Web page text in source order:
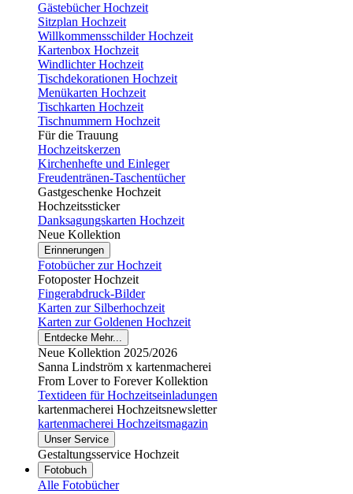
Gästebücher Hochzeit
Sitzplan Hochzeit
Willkommensschilder Hochzeit
Kartenbox Hochzeit
Windlichter Hochzeit
Tischdekorationen Hochzeit
Menükarten Hochzeit
Tischkarten Hochzeit
Tischnummern Hochzeit
Für die Trauung
Hochzeitskerzen
Kirchenhefte und Einleger
Freudentränen-Taschentücher
Gastgeschenke Hochzeit
Hochzeitssticker
Danksagungskarten Hochzeit
Neue Kollektion
Erinnerungen
Fotobücher zur Hochzeit
Fotoposter Hochzeit
Fingerabdruck-Bilder
Karten zur Silberhochzeit
Karten zur Goldenen Hochzeit
Entdecke Mehr...
Neue Kollektion 2025/2026
Sanna Lindström x kartenmacherei
From Lover to Forever Kollektion
Textideen für Hochzeitseinladungen
kartenmacherei Hochzeitsnewsletter
kartenmacherei Hochzeitsmagazin
Unser Service
Gestaltungsservice Hochzeit
Fotobuch
Alle Fotobücher